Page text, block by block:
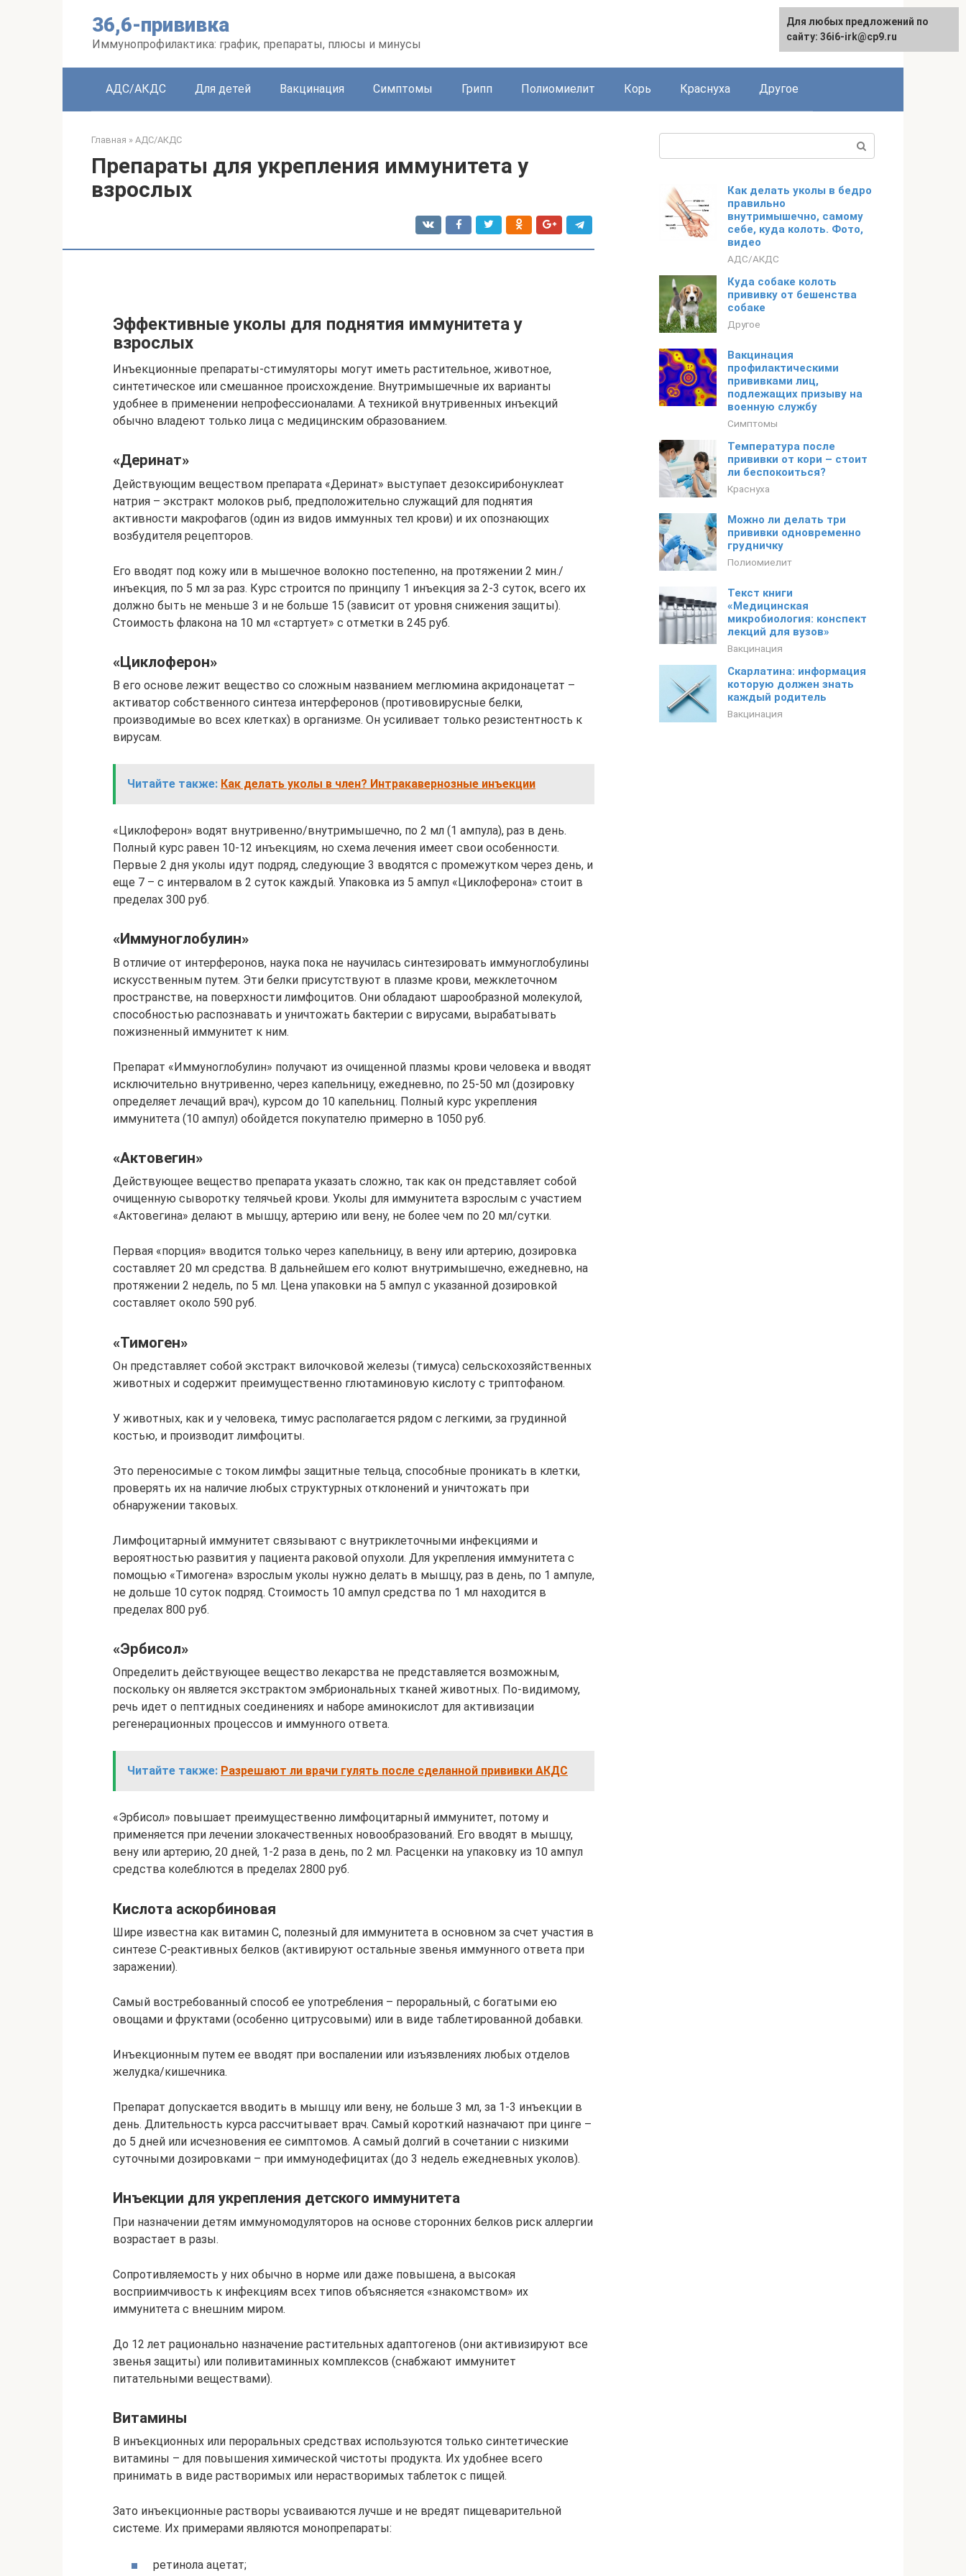
36,6-прививка
Иммунопрофилактика: график, препараты, плюсы и минусы
АДС/АКДС Для детей Вакцинация Симптомы Грипп Полиомиелит Корь Краснуха Другое
Главная » АДС/АКДС
Препараты для укрепления иммунитета у
взрослых
Эффективные уколы для поднятия иммунитета у
взрослых
Инъекционные препараты-стимуляторы могут иметь растительное, животное,
синтетическое или смешанное происхождение. Внутримышечные их варианты
удобнее в применении непрофессионалами. А техникой внутривенных инъекций
обычно владеют только лица с медицинским образованием.
«Деринат»
Действующим веществом препарата «Деринат» выступает дезоксирибонуклеат
натрия – экстракт молоков рыб, предположительно служащий для поднятия
активности макрофагов (один из видов иммунных тел крови) и их опознающих
возбудителя рецепторов.
Его вводят под кожу или в мышечное волокно постепенно, на протяжении 2 мин./
инъекция, по 5 мл за раз. Курс строится по принципу 1 инъекция за 2-3 суток, всего их
должно быть не меньше 3 и не больше 15 (зависит от уровня снижения защиты).
Стоимость флакона на 10 мл «стартует» с отметки в 245 руб.
«Циклоферон»
В его основе лежит вещество со сложным названием меглюмина акридонацетат –
активатор собственного синтеза интерферонов (противовирусные белки,
производимые во всех клетках) в организме. Он усиливает только резистентность к
вирусам.
Читайте также: Как делать уколы в член? Интракавернозные инъекции
«Циклоферон» водят внутривенно/внутримышечно, по 2 мл (1 ампула), раз в день.
Полный курс равен 10-12 инъекциям, но схема лечения имеет свои особенности.
Первые 2 дня уколы идут подряд, следующие 3 вводятся с промежутком через день, и
еще 7 – с интервалом в 2 суток каждый. Упаковка из 5 ампул «Циклоферона» стоит в
пределах 300 руб.
«Иммуноглобулин»
В отличие от интерферонов, наука пока не научилась синтезировать иммуноглобулины
искусственным путем. Эти белки присутствуют в плазме крови, межклеточном
пространстве, на поверхности лимфоцитов. Они обладают шарообразной молекулой,
способностью распознавать и уничтожать бактерии с вирусами, вырабатывать
пожизненный иммунитет к ним.
Препарат «Иммуноглобулин» получают из очищенной плазмы крови человека и вводят
исключительно внутривенно, через капельницу, ежедневно, по 25-50 мл (дозировку
определяет лечащий врач), курсом до 10 капельниц. Полный курс укрепления
иммунитета (10 ампул) обойдется покупателю примерно в 1050 руб.
«Актовегин»
Действующее вещество препарата указать сложно, так как он представляет собой
очищенную сыворотку телячьей крови. Уколы для иммунитета взрослым с участием
«Актовегина» делают в мышцу, артерию или вену, не более чем по 20 мл/сутки.
Первая «порция» вводится только через капельницу, в вену или артерию, дозировка
составляет 20 мл средства. В дальнейшем его колют внутримышечно, ежедневно, на
протяжении 2 недель, по 5 мл. Цена упаковки на 5 ампул с указанной дозировкой
составляет около 590 руб.
«Тимоген»
Он представляет собой экстракт вилочковой железы (тимуса) сельскохозяйственных
животных и содержит преимущественно глютаминовую кислоту с триптофаном.
У животных, как и у человека, тимус располагается рядом с легкими, за грудинной
костью, и производит лимфоциты.
Это переносимые с током лимфы защитные тельца, способные проникать в клетки,
проверять их на наличие любых структурных отклонений и уничтожать при
обнаружении таковых.
Лимфоцитарный иммунитет связывают с внутриклеточными инфекциями и
вероятностью развития у пациента раковой опухоли. Для укрепления иммунитета с
помощью «Тимогена» взрослым уколы нужно делать в мышцу, раз в день, по 1 ампуле,
не дольше 10 суток подряд. Стоимость 10 ампул средства по 1 мл находится в
пределах 800 руб.
«Эрбисол»
Определить действующее вещество лекарства не представляется возможным,
поскольку он является экстрактом эмбриональных тканей животных. По-видимому,
речь идет о пептидных соединениях и наборе аминокислот для активизации
регенерационных процессов и иммунного ответа.
Читайте также: Разрешают ли врачи гулять после сделанной прививки АКДС
«Эрбисол» повышает преимущественно лимфоцитарный иммунитет, потому и
применяется при лечении злокачественных новообразований. Его вводят в мышцу,
вену или артерию, 20 дней, 1-2 раза в день, по 2 мл. Расценки на упаковку из 10 ампул
средства колеблются в пределах 2800 руб.
Кислота аскорбиновая
Шире известна как витамин С, полезный для иммунитета в основном за счет участия в
синтезе С-реактивных белков (активируют остальные звенья иммунного ответа при
заражении).
Самый востребованный способ ее употребления – пероральный, с богатыми ею
овощами и фруктами (особенно цитрусовыми) или в виде таблетированной добавки.
Инъекционным путем ее вводят при воспалении или изъязвлениях любых отделов
желудка/кишечника.
Препарат допускается вводить в мышцу или вену, не больше 3 мл, за 1-3 инъекции в
день. Длительность курса рассчитывает врач. Самый короткий назначают при цинге –
до 5 дней или исчезновения ее симптомов. А самый долгий в сочетании с низкими
суточными дозировками – при иммунодефицитах (до 3 недель ежедневных уколов).
Инъекции для укрепления детского иммунитета
При назначении детям иммуномодуляторов на основе сторонних белков риск аллергии
возрастает в разы.
Сопротивляемость у них обычно в норме или даже повышена, а высокая
восприимчивость к инфекциям всех типов объясняется «знакомством» их
иммунитета с внешним миром.
До 12 лет рационально назначение растительных адаптогенов (они активизируют все
звенья защиты) или поливитаминных комплексов (снабжают иммунитет
питательными веществами).
Витамины
В инъекционных или пероральных средствах используются только синтетические
витамины – для повышения химической чистоты продукта. Их удобнее всего
принимать в виде растворимых или нерастворимых таблеток с пищей.
Зато инъекционные растворы усваиваются лучше и не вредят пищеварительной
системе. Их примерами являются монопрепараты:
ретинола ацетат;
Как делать уколы в бедро
правильно
внутримышечно, самому
себе, куда колоть. Фото,
видео
АДС/АКДС
Куда собаке колоть
прививку от бешенства
собаке
Другое
Вакцинация
профилактическими
прививками лиц,
подлежащих призыву на
военную службу
Симптомы
Температура после
прививки от кори – стоит
ли беспокоиться?
Краснуха
Можно ли делать три
прививки одновременно
грудничку
Полиомиелит
Текст книги
«Медицинская
микробиология: конспект
лекций для вузов»
Вакцинация
Скарлатина: информация
которую должен знать
каждый родитель
Вакцинация
Для любых предложений по
сайту: 36i6-irk@cp9.ru